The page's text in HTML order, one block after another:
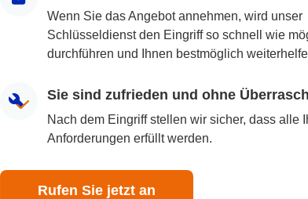
Wenn Sie das Angebot annehmen, wird unser
Schlüsseldienst den Eingriff so schnell wie
durchführen und Ihnen bestmöglich
Sie sind zufrieden und ohne
Nach dem Eingriff stellen wir sicher, dass alle
Anforderungen erfüllt werden.
Rufen Sie jetzt an